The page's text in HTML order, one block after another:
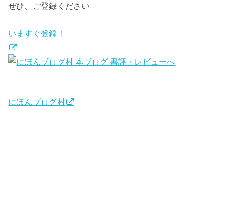
ぜひ、ご登録ください
いますぐ登録！
にほんブログ村